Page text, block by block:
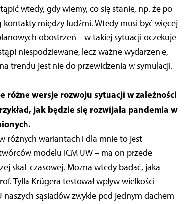
wtedy, gdy wiemy, co się stanie, np. że po
kontakty między ludźmi. Wtedy musi być więcej
obostrzeń – w takiej sytuacji oczekuje
niespodziewane, lecz ważne wydarzenie,
trendu jest nie do przewidzenia w symulacji.
różne wersje rozwoju sytuacji w zależności
jak będzie się rozwijała pandemia w
różnych wariantach i dla mnie to jest
modelu ICM UW – ma on przede
skali czasowej. Można wtedy badać, jaka
Tylla Krügera testował wpływ wielkości
sąsiadów zwykle pod jednym dachem